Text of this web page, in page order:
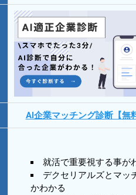
AI企業マッチング診断【無
就活で重要視する事が
デクセリアルズとマッ
かわかる